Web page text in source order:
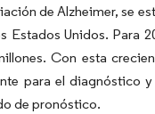
de Alzheimer, se
Estados Unidos. Para
Con esta
para el diagnóstico
de pronóstico.